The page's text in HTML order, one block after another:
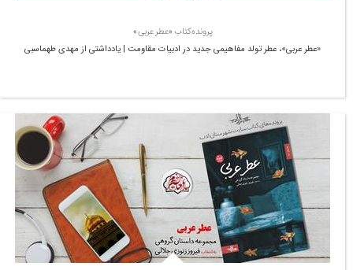
پرونده‌کتاب «عطر عربی»
«عطر عربی»، عطر تولد مفاهیمی جدید در ادبیات مقاومت | یادداشتی از مهدی طهماسبی